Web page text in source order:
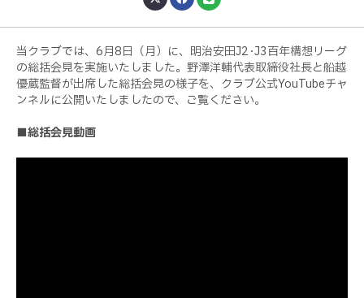
当クラブでは、6月8日（月）に、明治安田J2･J3百年構想リーグ
の総括会見を実施いたしました。野澤洋輔代表取締役社長と船越
優蔵監督が出席した総括会見の様子を、クラブ公式YouTubeチャ
ンネルに公開いたしましたので、ご覧ください。
■総括会見動画